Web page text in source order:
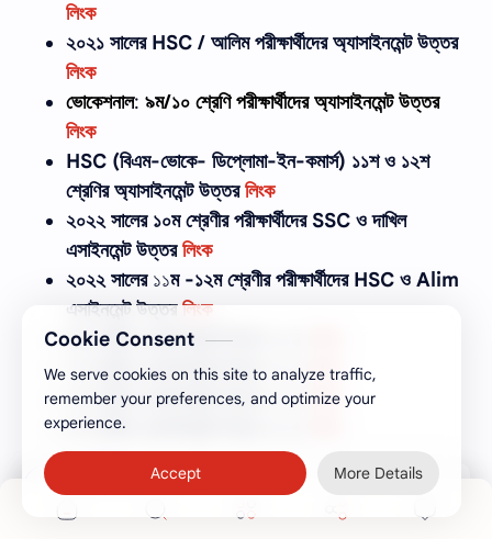
লিংক
২০২১ সালের HSC / আলিম পরীক্ষার্থীদের অ্যাসাইনমেন্ট উত্তর
লিংক
ভোকেশনাল: ৯ম/১০ শ্রেণিপরীক্ষার্থীদেরঅ্যাসাইনমেন্ট উত্তর
লিংক
HSC (বিএম-ভোকে- ডিপ্লোমা-ইন-কমার্স) ১১শ ও ১২শ
শ্রেণির অ্যাসাইনমেন্ট উত্তরলিংক
২০২২ সালের ১০ম শ্রেণীরপরীক্ষার্থীদেরSSC ও দাখিল
এসাইনমেন্ট উত্তরলিংক
২০২২ সালের১১ম -১২ম শ্রেণীর পরীক্ষার্থীদের HSC ও Alim
এসাইনমেন্ট উত্তরলিংক
৬ষ্ঠ শ্রেণীর এ্যাসাইনমেন্ট উত্তর ২০২১
৭ম শ্রেণীর এ্যাসাইনমেন্ট উত্তর ২০২১লিংক
৮ম শ্রেণীর এ্যাসাইনমেন্ট উত্তর ২০২১লিংক
৯ম শ্রেণীর এ্যাসাইনমেন্ট উত্তর ২০২১
+0
Cookie Consent
We serve cookies on this site to analyze traffic,
remember your preferences, and optimize your
experience.
Accept More Details